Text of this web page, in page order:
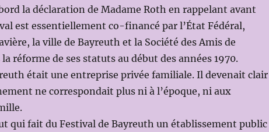
la déclaration de Madame Roth en rappelant avant
est essentiellement co-financé par l’État Fédéral,
la ville de Bayreuth et la Société des Amis de
réforme de ses statuts au début des années 1970.
était une entreprise privée familiale. Il devenait clair
ne correspondait plus ni à l’époque, ni aux
qui fait du Festival de Bayreuth un établissement public